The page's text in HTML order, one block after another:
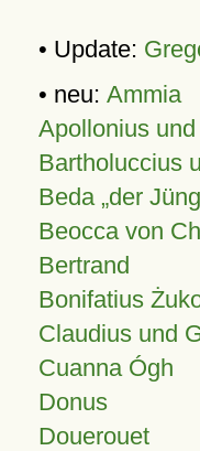
• Update:
• neu: Ammia
Apollonius
Bartholuccius
Beda „der
Beocca von
Bertrand
Bonifatius
Claudius und
Cuanna Ógh
Donus
Douerouet